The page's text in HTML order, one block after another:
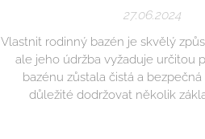
27.06.2024
Vlastnit rodinný bazén je skvělý
ale jeho údržba vyžaduje určitou
bazénu zůstala čistá a
důležité dodržovat několik